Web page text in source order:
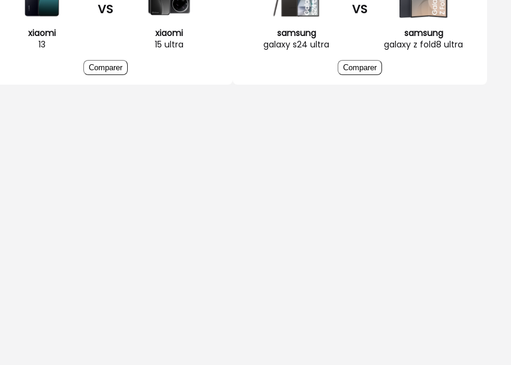
xiaomi
13
VS
xiaomi
15 ultra
Comparer
samsung
galaxy s24 ultra
VS
samsung
galaxy z fold8 ultra
Comparer